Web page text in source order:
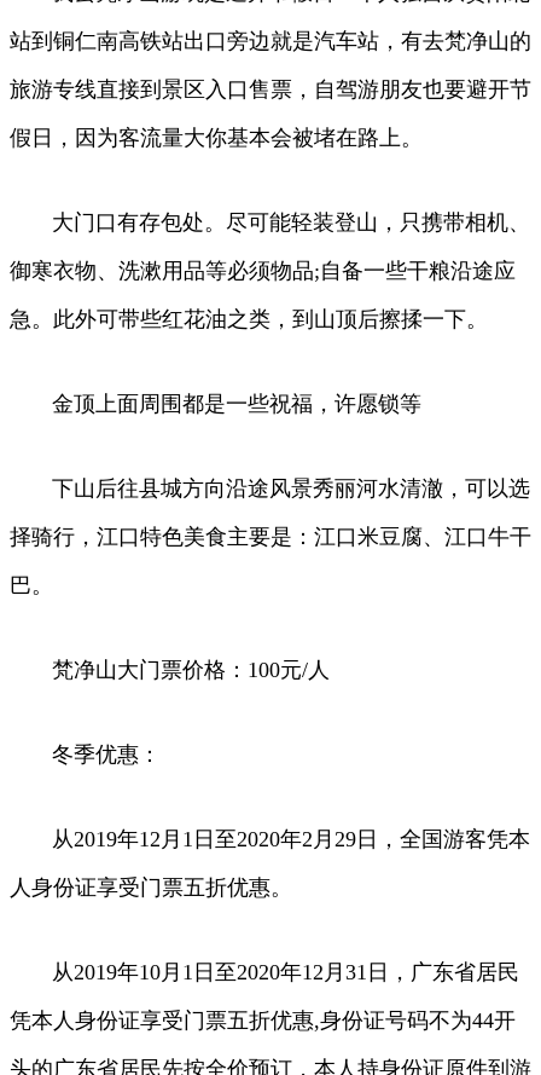
站到铜仁南高铁站出口旁边就是汽车站，有去梵净山的
旅游专线直接到景区入口售票，自驾游朋友也要避开节
假日，因为客流量大你基本会被堵在路上。
大门口有存包处。尽可能轻装登山，只携带相机、
御寒衣物、洗漱用品等必须物品;自备一些干粮沿途应
急。此外可带些红花油之类，到山顶后擦揉一下。
金顶上面周围都是一些祝福，许愿锁等
下山后往县城方向沿途风景秀丽河水清澈，可以选
择骑行，江口特色美食主要是：江口米豆腐、江口牛干
巴。
梵净山大门票价格：100元/人
冬季优惠：
从2019年12月1日至2020年2月29日，全国游客凭本
人身份证享受门票五折优惠。
从2019年10月1日至2020年12月31日，广东省居民
凭本人身份证享受门票五折优惠,身份证号码不为44开
头的广东省居民先按全价预订，本人持身份证原件到游